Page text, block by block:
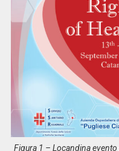
Figura 1 – Locandina